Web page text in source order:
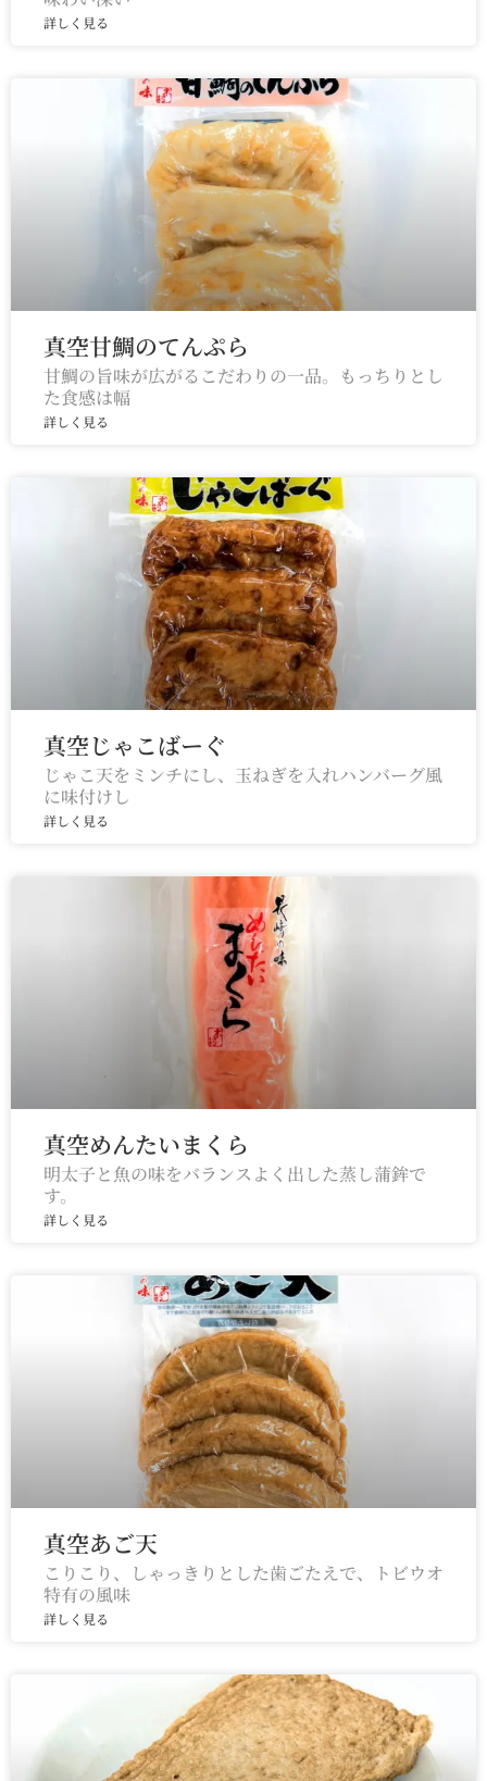
詳しく見る
真空甘鯛のてんぷら
甘鯛の旨味が広がるこだわりの一品。もっちりとし
た食感は幅
詳しく見る
真空じゃこばーぐ
じゃこ天をミンチにし、玉ねぎを入れハンバーグ風
に味付けし
詳しく見る
真空めんたいまくら
明太子と魚の味をバランスよく出した蒸し蒲鉾で
す。
詳しく見る
真空あご天
こりこり、しゃっきりとした歯ごたえで、トビウオ
特有の風味
詳しく見る